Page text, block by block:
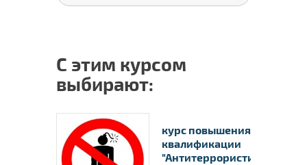
С этим курсом
выбирают:
курс повышения
квалификации
"Антитеррористиче..